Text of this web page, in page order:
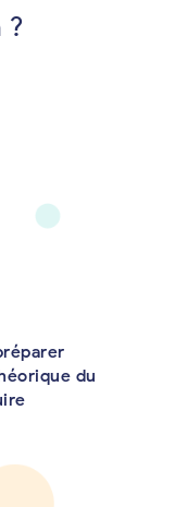
?
du